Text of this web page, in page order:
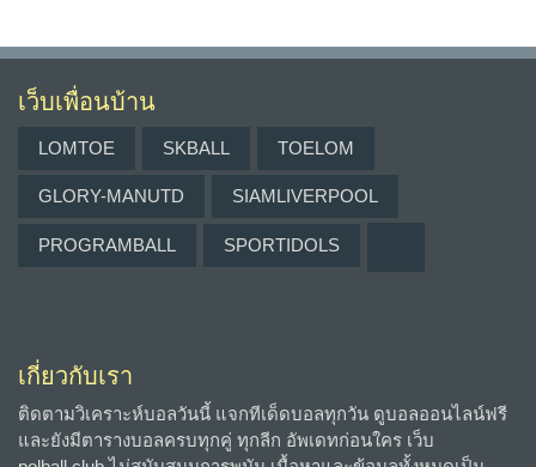
เว็บเพื่อนบ้าน
LOMTOE SKBALL TOELOM
GLORY-MANUTD SIAMLIVERPOOL
PROGRAMBALL SPORTIDOLS
เกี่ยวกับเรา
ติดตามวิเคราะห์บอลวันนี้ แจกทีเด็ดบอลทุกวัน ดูบอลออนไลน์ฟรี
และยังมีตารางบอลครบทุกคู่ ทุกลีก อัพเดทก่อนใคร เว็บ